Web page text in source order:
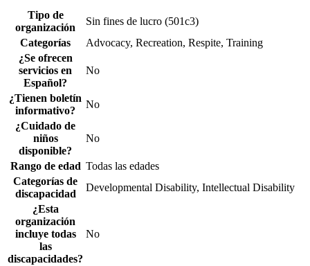
Tipo de
organización
Sin fines de lucro (501c3)
Categorías
Advocacy, Recreation, Respite, Training
¿Se ofrecen
servicios en
Español?
No
¿Tienen boletín
informativo?
No
¿Cuidado de
niños
disponible?
No
Rango de edad Todas las edades
Categorías de
discapacidad
Developmental Disability, Intellectual Disability
¿Esta
organización
incluye todas
las
discapacidades?
No